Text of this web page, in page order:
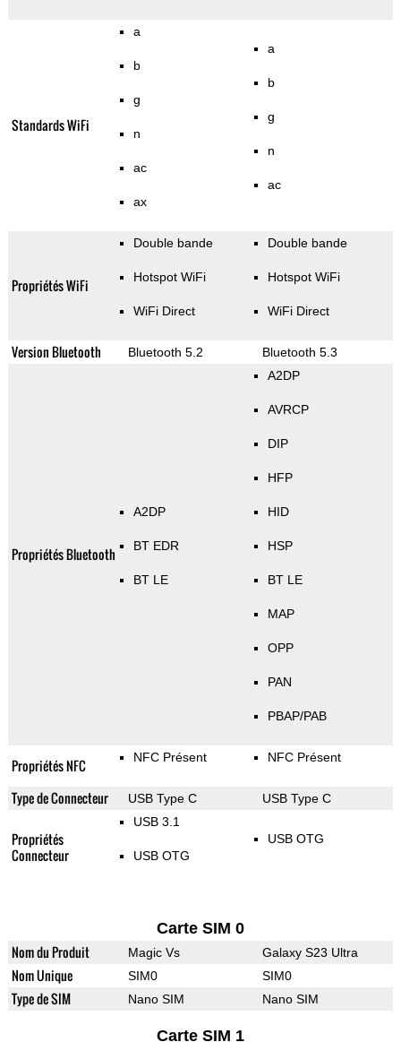
Standards WiFi
a
b
g
n
ac
ax
a
b
g
n
ac
Propriétés WiFi
Double bande
Hotspot WiFi
WiFi Direct
Double bande
Hotspot WiFi
WiFi Direct
Version Bluetooth Bluetooth 5.2 Bluetooth 5.3
Propriétés Bluetooth
A2DP
BT EDR
BT LE
A2DP
AVRCP
DIP
HFP
HID
HSP
BT LE
MAP
OPP
PAN
PBAP/PAB
Propriétés NFC NFC Présent NFC Présent
Type de Connecteur USB Type C USB Type C
Propriétés
Connecteur
USB 3.1
USB OTG
USB OTG
Carte SIM 0
Nom du Produit Magic Vs Galaxy S23 Ultra
Nom Unique SIM0 SIM0
Type de SIM Nano SIM Nano SIM
Carte SIM 1